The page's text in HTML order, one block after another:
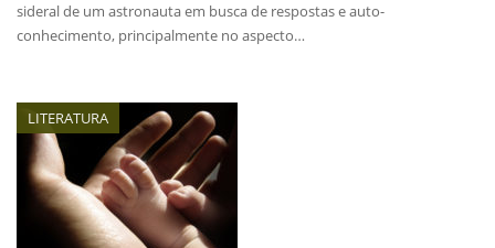
sideral de um astronauta em busca de respostas e auto-
conhecimento, principalmente no aspecto…
LITERATURA